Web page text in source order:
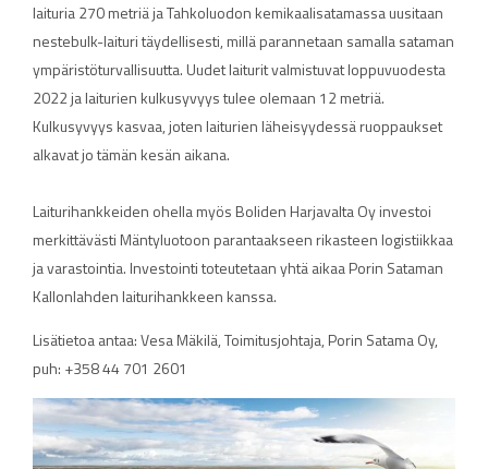
laituria 270 metriä ja Tahkoluodon kemikaalisatamassa uusitaan
nestebulk-laituri täydellisesti, millä parannetaan samalla sataman
ympäristöturvallisuutta. Uudet laiturit valmistuvat loppuvuodesta
2022 ja laiturien kulkusyvyys tulee olemaan 12 metriä.
Kulkusyvyys kasvaa, joten laiturien läheisyydessä ruoppaukset
alkavat jo tämän kesän aikana.
Laiturihankkeiden ohella myös Boliden Harjavalta Oy investoi
merkittävästi Mäntyluotoon parantaakseen rikasteen logistiikkaa
ja varastointia. Investointi toteutetaan yhtä aikaa Porin Sataman
Kallonlahden laiturihankkeen kanssa.
Lisätietoa antaa: Vesa Mäkilä, Toimitusjohtaja, Porin Satama Oy,
puh: +358 44 701 2601